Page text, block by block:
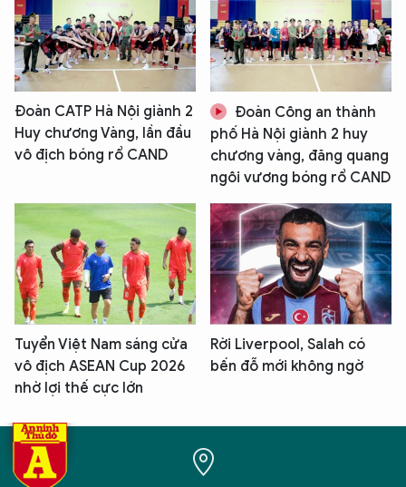
Đoàn CATP Hà Nội giành 2
Huy chương Vàng, lần đầu
vô địch bóng rổ CAND
Đoàn Công an thành
phố Hà Nội giành 2 huy
chương vàng, đăng quang
ngôi vương bóng rổ CAND
Tuyển Việt Nam sáng cửa
vô địch ASEAN Cup 2026
nhờ lợi thế cực lớn
Rời Liverpool, Salah có
bến đỗ mới không ngờ